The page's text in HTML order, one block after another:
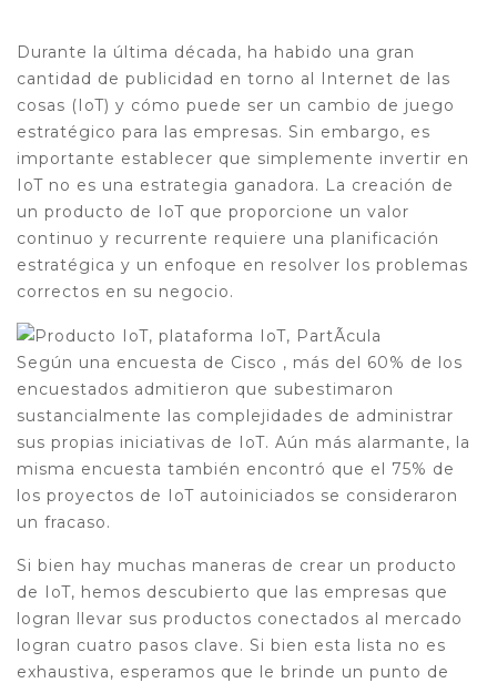
Durante la última década, ha habido una gran
cantidad de publicidad en torno al Internet de las
cosas (IoT) y cómo puede ser un cambio de juego
estratégico para las empresas. Sin embargo, es
importante establecer que simplemente invertir en
IoT no es una estrategia ganadora. La creación de
un producto de IoT que proporcione un valor
continuo y recurrente requiere una planificación
estratégica y un enfoque en resolver los problemas
correctos en su negocio.
Según una encuesta de Cisco , más del 60% de los
encuestados admitieron que subestimaron
sustancialmente las complejidades de administrar
sus propias iniciativas de IoT. Aún más alarmante, la
misma encuesta también encontró que el 75% de
los proyectos de IoT autoiniciados se consideraron
un fracaso.
Si bien hay muchas maneras de crear un producto
de IoT, hemos descubierto que las empresas que
logran llevar sus productos conectados al mercado
logran cuatro pasos clave. Si bien esta lista no es
exhaustiva, esperamos que le brinde un punto de